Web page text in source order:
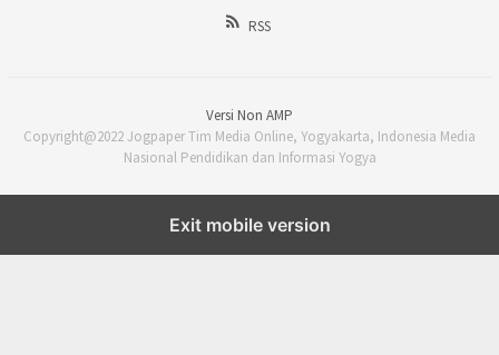
RSS
Versi Non AMP
Copyright@2022 Jogpaper Tim Media Online, Yogyakarta, Indonesia Media
Nasional Pendidikan dan Informasi Yogya
Exit mobile version